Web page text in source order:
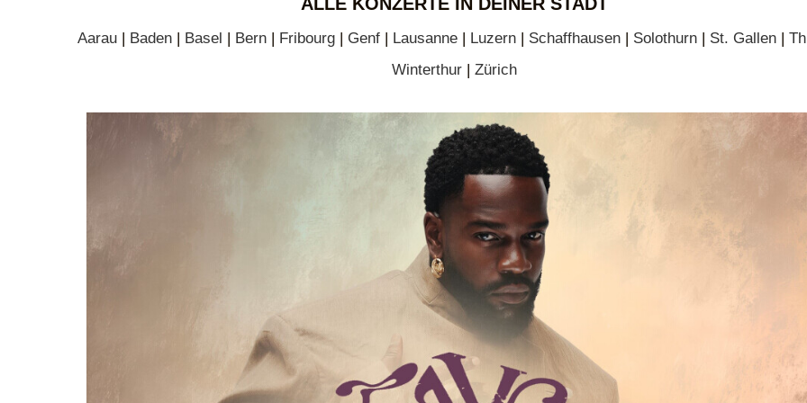
Aarau | Baden | Basel | Bern | Fribourg | Genf | Lausanne | Luzern | Schaffhausen | Solothurn | St. Gallen |
Winterthur| Zürich